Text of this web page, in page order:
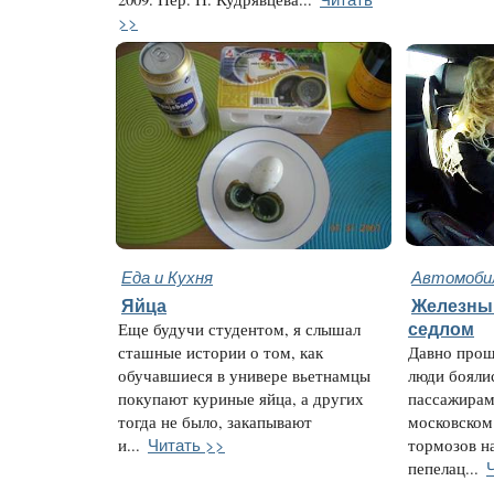
>>
Еда и Кухня
Яйца
Еще будучи студентом, я слышал
сташные истории о том, как
обучавшиеся в универе вьетнамцы
покупают куриные яйца, а других
тогда не было, закапывают
и... Читать >>
седлом
Давно
люди
тормозов
пепелац...